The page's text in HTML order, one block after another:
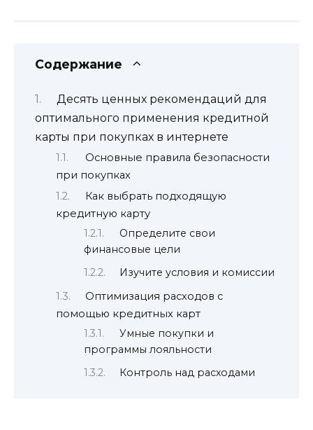
Содержание
Десять ценных рекомендаций для
оптимального применения кредитной
карты при покупках в интернете
Основные правила безопасности
при покупках
Как выбрать подходящую
кредитную карту
Определите свои
финансовые цели
Изучите условия и комиссии
Оптимизация расходов с
помощью кредитных карт
Умные покупки и
программы лояльности
Контроль над расходами